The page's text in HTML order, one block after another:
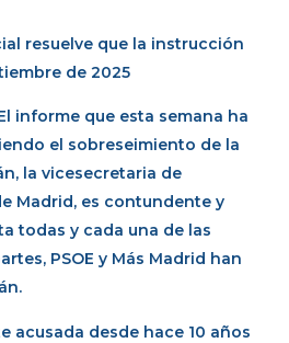
resuelve que la instrucción
de 2025
informe que esta semana ha
el sobreseimiento de la
la vicesecretaria de
Madrid, es contundente y
todas y cada una de las
PSOE y Más Madrid han
acusada desde hace 10 años